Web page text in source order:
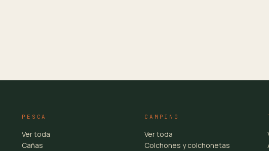
PESCA
Ver toda
Cañas
CAMPING
Ver toda
Colchones y colchonetas